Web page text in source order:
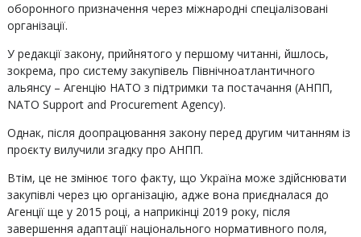
оборонного призначення через міжнародні спеціалізовані
організації.
У редакції закону, прийнятого у першому читанні, йшлось,
зокрема, про систему закупівель Північноатлантичного
альянсу – Агенцію НАТО з підтримки та постачання (АНПП,
NATO Support and Procurement Agency).
Однак, після доопрацювання закону перед другим читанням із
проєкту вилучили згадку про АНПП.
Втім, це не змінює того факту, що Україна може здійснювати
закупівлі через цю організацію, адже вона приєдналася до
Агенції ще у 2015 році, а наприкінці 2019 року, після
завершення адаптації національного нормативного поля,